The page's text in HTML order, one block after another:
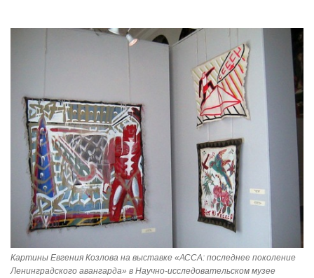
Картины Евгения Козлова на выставке «АССА: последнее поколение
Ленинградского авангарда» в Научно-исследовательском музее